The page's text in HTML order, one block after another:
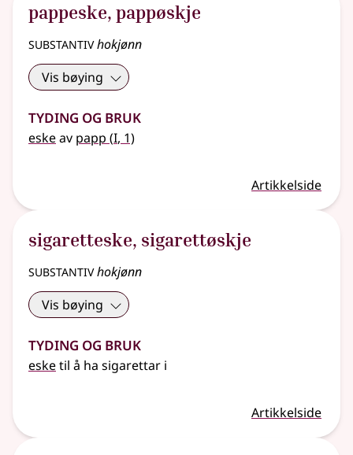
pappeske, pappøskje
substantivhokjønn
Vis bøying
Tyding og bruk
eskeav papp (1
I, 1)
Artikkelside
sigaretteske, sigarettøskje
substantivhokjønn
Vis bøying
Tyding og bruk
esketil å ha sigarettar i
Artikkelside